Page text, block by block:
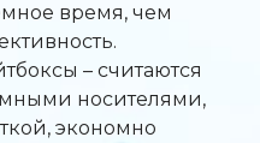
время, чем
– считаются
носителями,
экономно